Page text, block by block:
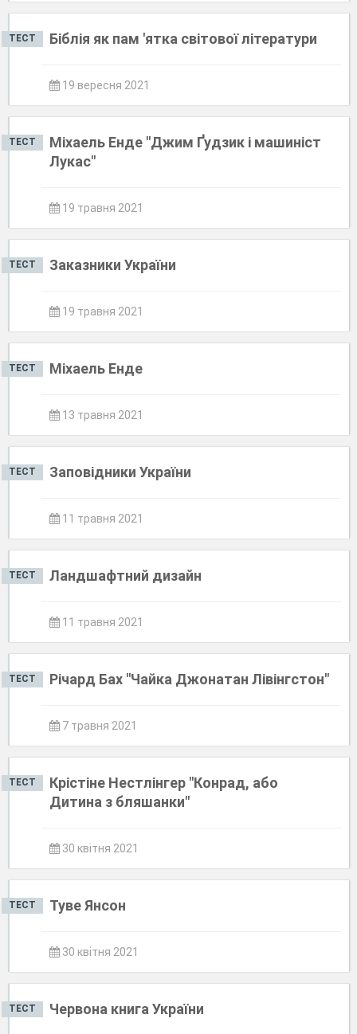
ТЕСТ Біблія як пам 'ятка світової літератури
19 вересня 2021
ТЕСТ
Міхаель Енде "Джим Ґудзик і машиніст
Лукас"
19 травня 2021
ТЕСТ Заказники України
19 травня 2021
ТЕСТ Міхаель Енде
13 травня 2021
ТЕСТ Заповідники України
11 травня 2021
ТЕСТ Ландшафтний дизайн
11 травня 2021
ТЕСТ Річард Бах "Чайка Джонатан Лівінгстон"
7 травня 2021
ТЕСТ
Крістіне Нестлінгер "Конрад, або
Дитина з бляшанки"
30 квітня 2021
ТЕСТ Туве Янсон
30 квітня 2021
ТЕСТ Червона книга України